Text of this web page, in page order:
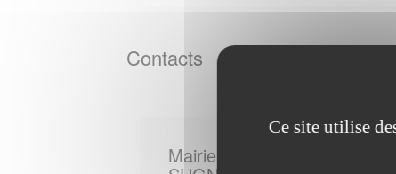
Contacts
Mairie de
Ce site utilise